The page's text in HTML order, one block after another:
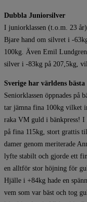
​​​​​​​Dubbla Juniorsilver
I juniorklassen (t.o.m. 23
Bjare hand om silvret i -
100kg. Även Emil
silver i -83kg på 207,5kg,
Sverige har världens
Seniorklassen öppnades på
tar jämna fina 100kg vilket
raka VM guld i bänkpress!
på fina 115kg, stort grattis
damer genom meriterade
lyfte stabilt och gjorde ett
en alltför stor höjning för
Hjälle i +84kg hade en
vem som var bäst och tog